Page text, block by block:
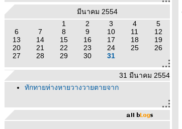
มีนาคม 2554
1
2 3 4
5
6
7 8 9 10 11
12
13
14 15 16 17 18
19
20
21 22 23 24 25
26
27
28 29 30 31
31 มีนาคม 2554
ทักทายห่างหายวางวายตายจาก